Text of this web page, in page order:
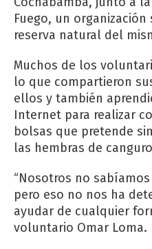
Fuego, un
reserva natural del
Muchos de los
lo que compartieron
ellos y también
Internet para realizar
bolsas que pretende
las hembras de
“Nosotros no
pero eso no nos ha
ayudar de cualquier
voluntario Omar Loma.